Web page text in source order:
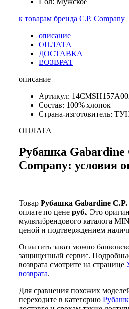
Пол: Мужское
к товарам бренда C.P. Company
описание
ОПЛАТА
ДОСТАВКА
ВОЗВРАТ
описание
Артикул:
Состав: 100% хлопок
Страна-изготовитель:
ОПЛАТА
Рубашка Gabardine
Company: условия
Товар Рубашка Gabardine C.P.
оплате по цене руб.. Это
мультибрендового каталога
ценой и подтверждением
Оплатить заказ можно
защищенный сервис.
возврата смотрите на странице
возврата.
Для сравнения похожих
переходите в категорию